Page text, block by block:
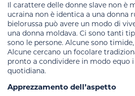
Il carattere delle donne slave non è
ucraina non è identica a una donna
bielorussa può avere un modo di
una donna moldava. Ci sono tanti
sono le persone. Alcune sono
Alcune cercano un focolare
pronto a condividere in modo equo
quotidiana.
Apprezzamento dell’aspetto